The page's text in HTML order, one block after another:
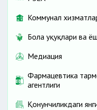
Коммунал
Бола ҳуқуқлари ва
Медиация
Фармацевтика
агентлиги
Қонунчиликдаги